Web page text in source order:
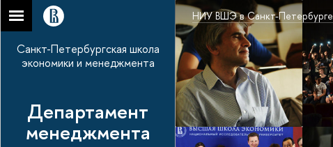
НИУ ВШЭ в Санкт-Петербурге
Санкт-Петербургская школа
экономики и менеджмента
Департамент
менеджмента